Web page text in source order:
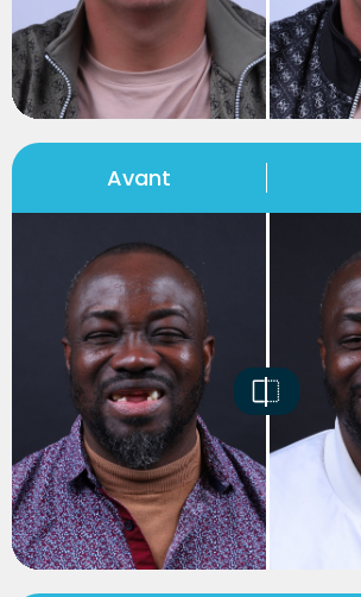
Avant